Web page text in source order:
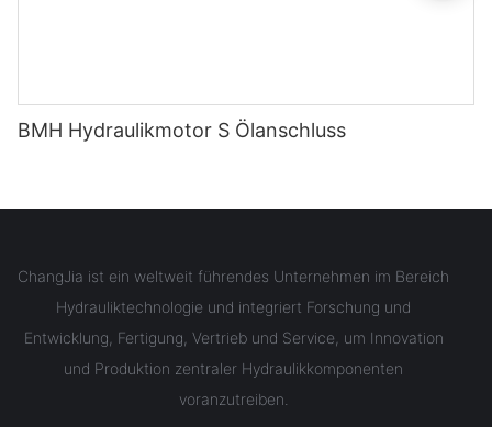
BMH Hydraulikmotor S Ölanschluss
ChangJia ist ein weltweit führendes Unternehmen im Bereich
Hydrauliktechnologie und integriert Forschung und
Entwicklung, Fertigung, Vertrieb und Service, um Innovation
und Produktion zentraler Hydraulikkomponenten
voranzutreiben.